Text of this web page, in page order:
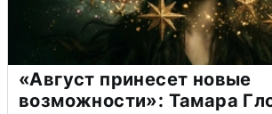
«Август принесет новые
возможности»: Тамара